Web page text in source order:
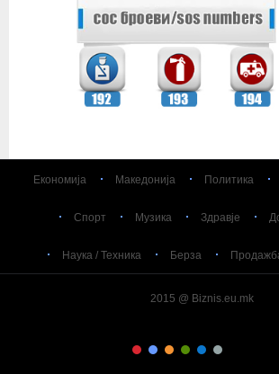
Економија Македонија Политика
Спорт Музика Здравје
Наука / Техника Берза
2015 @ Biznis.eu.mk